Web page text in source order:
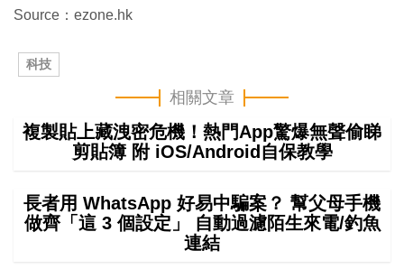
Source：ezone.hk
科技
相關文章
複製貼上藏洩密危機！熱門App驚爆無聲偷睇
剪貼簿 附 iOS/Android自保教學
長者用 WhatsApp 好易中騙案？ 幫父母手機
做齊「這 3 個設定」 自動過濾陌生來電/釣魚
連結